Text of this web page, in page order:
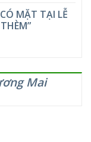
MẶT TẠI LỄ
Mai